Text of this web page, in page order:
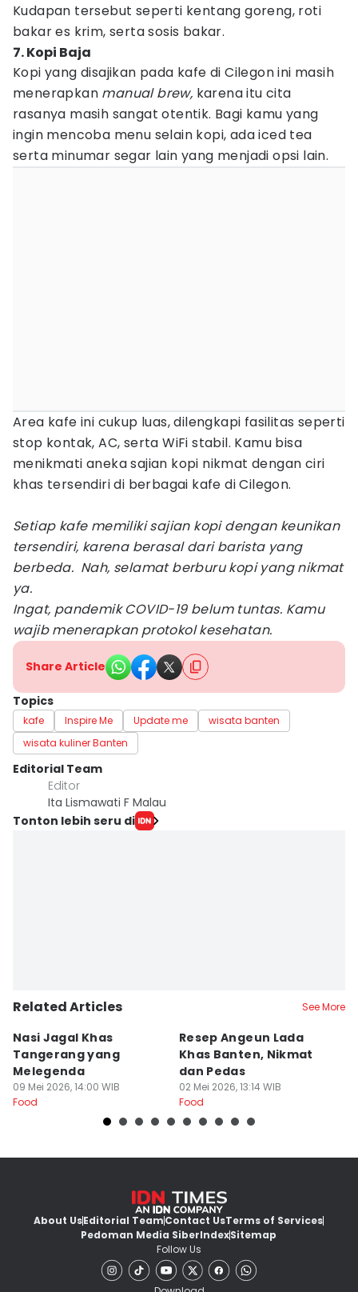
Kudapan tersebut seperti kentang goreng, roti
bakar es krim, serta sosis bakar.
7. Kopi Baja
Kopi yang disajikan pada kafe di Cilegon ini masih
menerapkan manual brew, karena itu cita
rasanya masih sangat otentik. Bagi kamu yang
ingin mencoba menu selain kopi, ada iced tea
serta minumar segar lain yang menjadi opsi lain.
Area kafe ini cukup luas, dilengkapi fasilitas seperti
stop kontak, AC, serta WiFi stabil. Kamu bisa
menikmati aneka sajian kopi nikmat dengan ciri
khas tersendiri di berbagai kafe di Cilegon.
Setiap kafe memiliki sajian kopi dengan keunikan
tersendiri, karena berasal dari barista yang
berbeda. Nah, selamat berburu kopi yang nikmat
ya.
Ingat, pandemik COVID-19 belum tuntas. Kamu
wajib menerapkan protokol kesehatan.
Share Article
Topics
kafe Inspire Me Update me
wisata banten
wisata kuliner Banten
Editorial Team
Editor
Ita Lismawati F Malau
Tonton lebih seru di
Related Articles See More
Nasi Jagal Khas
Tangerang yang
Melegenda
09 Mei 2026, 14:00 WIB
Food
Resep Angeun Lada
Khas Banten, Nikmat
dan Pedas
02 Mei 2026, 13:14 WIB
Food
About UsEditorial TeamContact UsTerms of Services
Pedoman Media SiberIndexSitemap
Follow Us